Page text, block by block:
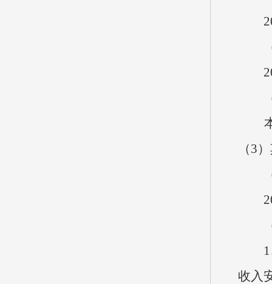
（
（
本
（3
（
（
1、
收入